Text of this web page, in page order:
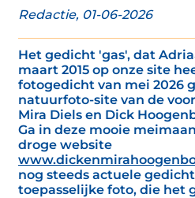
Redactie, 01-06-2026
Het gedicht 'gas', dat
maart 2015 op onze site
fotogedicht van mei 2026
natuurfoto-site van de
Mira Diels en Dick
Ga in deze mooie
droge website
nog steeds actuele
toepasselijke foto, die het